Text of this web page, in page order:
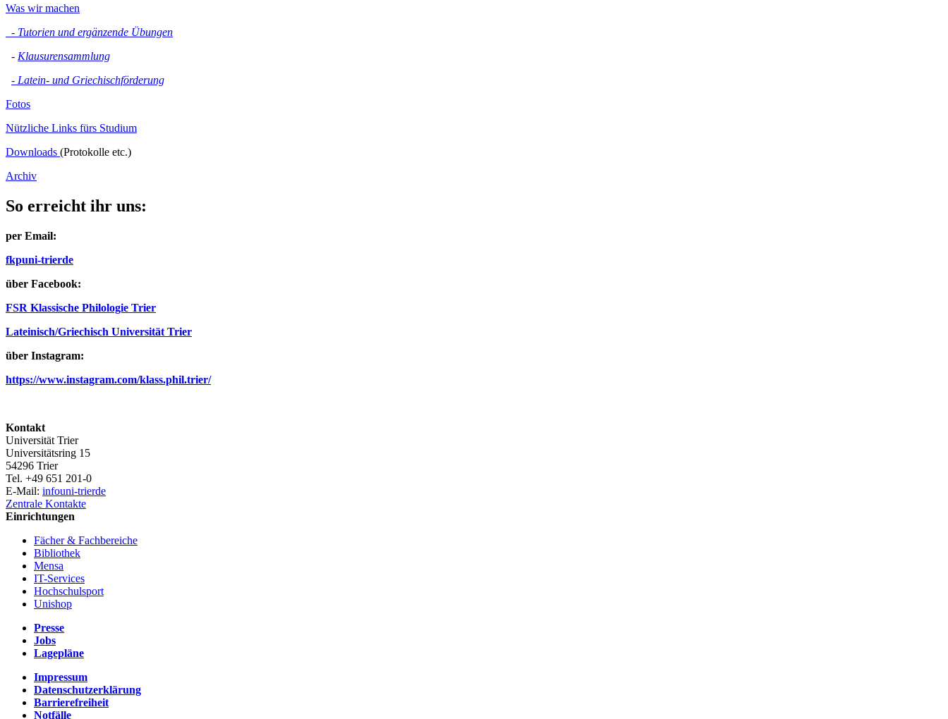
Was wir machen
- Tutorien und ergänzende Übungen
- Klausurensammlung
- Latein- und Griechischförderung
Fotos
Nützliche Links fürs Studium
Downloads (Protokolle etc.)
Archiv
So erreicht ihr uns:
per Email:
fkpuni-trierde
über Facebook:
FSR Klassische Philologie Trier
Lateinisch/Griechisch Universität Trier
über Instagram:
https://www.instagram.com/klass.phil.trier/
Kontakt
Universität Trier
Universitätsring 15
54296 Trier
Tel. +49 651 201-0
E-Mail: infouni-trierde
Zentrale Kontakte
Einrichtungen
Fächer & Fachbereiche
Bibliothek
Mensa
IT-Services
Hochschulsport
Unishop
Presse
Jobs
Lagepläne
Impressum
Datenschutzerklärung
Barrierefreiheit
Notfälle